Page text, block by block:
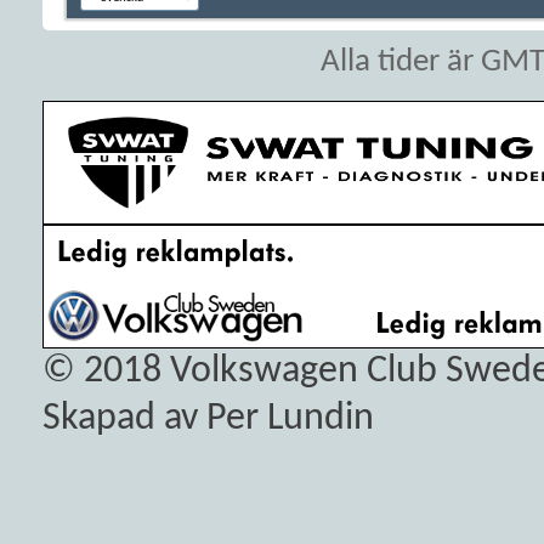
Alla tider är
© 2018 Volkswagen Club
Skapad av Per Lundin